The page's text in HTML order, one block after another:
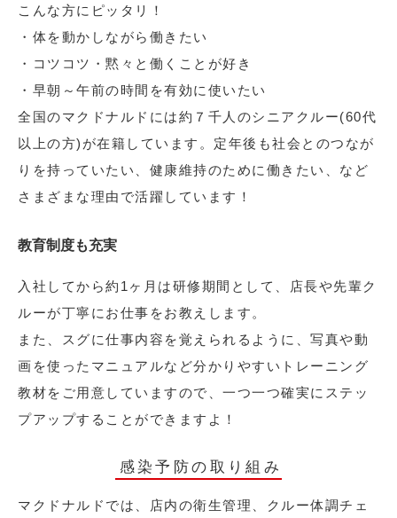
こんな方にピッタリ！
・体を動かしながら働きたい
・コツコツ・黙々と働くことが好き
・早朝～午前の時間を有効に使いたい
全国のマクドナルドには約７千人のシニアクルー(60代
以上の方)が在籍しています。定年後も社会とのつなが
りを持っていたい、健康維持のために働きたい、など
さまざまな理由で活躍しています！
教育制度も充実
入社してから約1ヶ月は研修期間として、店長や先輩ク
ルーが丁寧にお仕事をお教えします。
また、スグに仕事内容を覚えられるように、写真や動
画を使ったマニュアルなど分かりやすいトレーニング
教材をご用意していますので、一つ一つ確実にステッ
プアップすることができますよ！
感染予防の取り組み
マクドナルドでは、店内の衛生管理、クルー体調チェ